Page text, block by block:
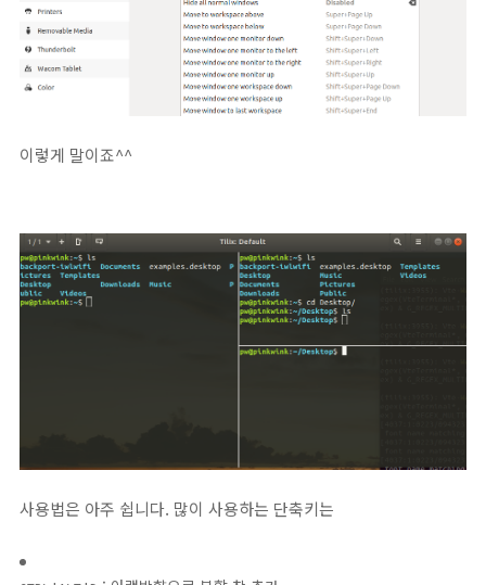
이렇게 말이죠^^
사용법은 아주 쉽니다. 많이 사용하는 단축키는